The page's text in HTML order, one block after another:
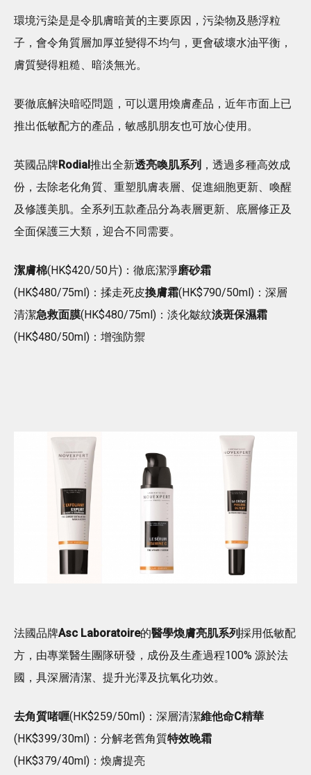
環境污染是是令肌膚暗黃的主要原因，污染物及懸浮粒
子，會令角質層加厚並變得不均勻，更會破壞水油平衡，
膚質變得粗糙、暗淡無光。
要徹底解決暗啞問題，可以選用煥膚產品，近年市面上已
推出低敏配方的產品，敏感肌朋友也可放心使用。
英國品牌Rodial推出全新透亮喚肌系列 ，透過多種高效成
份，去除老化角質、重塑肌膚表層、促進細胞更新、喚醒
及修護美肌。全系列五款產品分為表層更新、底層修正及
全面保護三大類，迎合不同需要。
潔膚棉(HK$420/50片)：徹底潔淨磨砂霜
(HK$480/75ml)：揉走死皮換膚霜(HK$790/50ml)：深層
清潔急救面膜(HK$480/75ml)：淡化皺紋淡斑保濕霜
(HK$480/50ml)：增強防禦
法國品牌Asc Laboratoire的醫學煥膚亮肌系列採用低敏配
方，由專業醫生團隊研發，成份及生產過程100% 源於法
國，具深層清潔、提升光澤及抗氧化功效。
去角質啫喱(HK$259/50ml)：深層清潔維他命C精華
(HK$399/30ml)：分解老舊角質特效晚霜
(HK$379/40ml)：煥膚提亮